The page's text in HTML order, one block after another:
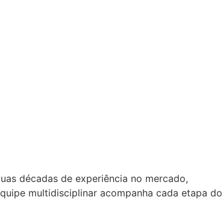
décadas de experiência no mercado,
multidisciplinar acompanha cada etapa do